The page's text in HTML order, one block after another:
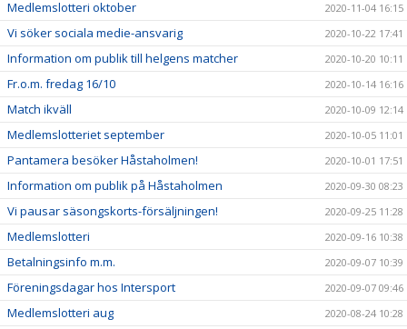
Medlemslotteri oktober 2020-11-04 16:15
Vi söker sociala medie-ansvarig 2020-10-22 17:41
Information om publik till helgens matcher 2020-10-20 10:11
Fr.o.m. fredag 16/10 2020-10-14 16:16
Match ikväll 2020-10-09 12:14
Medlemslotteriet september 2020-10-05 11:01
Pantamera besöker Håstaholmen! 2020-10-01 17:51
Information om publik på Håstaholmen 2020-09-30 08:23
Vi pausar säsongskorts-försäljningen! 2020-09-25 11:28
Medlemslotteri 2020-09-16 10:38
Betalningsinfo m.m. 2020-09-07 10:39
Föreningsdagar hos Intersport 2020-09-07 09:46
Medlemslotteri aug 2020-08-24 10:28